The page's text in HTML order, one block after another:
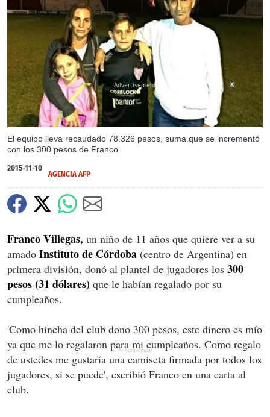
El equipo lleva recaudado 78.326 pesos, suma que se incrementó
con los 300 pesos de Franco.
X
X
2015-11-10
AGENCIA AFP
Franco Villegas, un niño de 11 años que quiere ver a su
amado Instituto de Córdoba (centro de Argentina) en
primera división, donó al plantel de jugadores los 300
pesos (31 dólares) que le habían regalado por su
cumpleaños.
'Como hincha del club dono 300 pesos, este dinero es mío
ya que me lo regalaron para mi cumpleaños. Como regalo
de ustedes me gustaría una camiseta firmada por todos los
jugadores, si se puede', escribió Franco en una carta al
club.